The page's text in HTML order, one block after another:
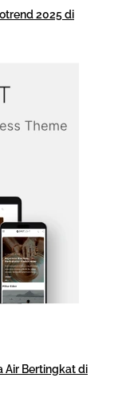
2025 di
Air Bertingkat di